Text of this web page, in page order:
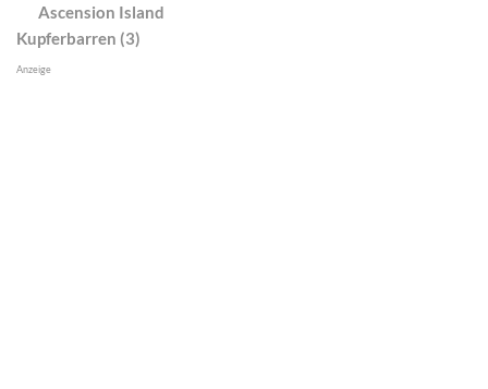
Ascension Island
Kupferbarren (3)
Anzeige